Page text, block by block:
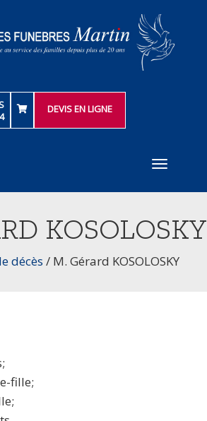
DEVIS EN LIGNE
Toggle
KOSOLOSKY
décès / M. Gérard KOSOLOSKY
fille;